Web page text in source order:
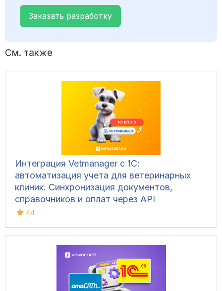
Заказать разработку
См. также
Интеграция Vetmanager с 1С:
автоматизация учета для ветеринарных
клиник. Синхронизация документов,
справочников и оплат через API
44